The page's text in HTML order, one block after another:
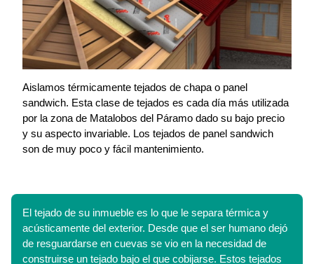
Aislamos térmicamente tejados de chapa o panel
sandwich. Esta clase de tejados es cada día más utilizada
por la zona de Matalobos del Páramo dado su bajo precio
y su aspecto invariable. Los tejados de panel sandwich
son de muy poco y fácil mantenimiento.
El tejado de su inmueble es lo que le separa térmica y
acústicamente del exterior. Desde que el ser humano dejó
de resguardarse en cuevas se vio en la necesidad de
construirse un tejado bajo el que cobijarse. Estos tejados